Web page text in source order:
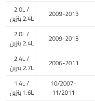
2009-2013
2.0L /
2.4L بنزين
2009-2013
2.0L /
2.4L بنزين
2006-2011
2.4L /
2.7L بنزين
10/2007-
11/2011
1.4L /
1.6L بنزين